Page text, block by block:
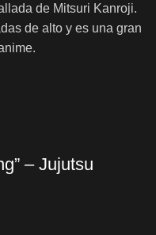
de Mitsuri Kanroji.
de alto y es una gran
– Jujutsu